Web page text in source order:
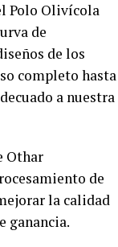
Polo Olivícola
de
de los
completo hasta
a nuestra
Othar
de
la calidad
ganancia.